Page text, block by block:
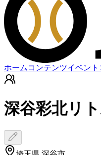
ホーム コンテンツイベント
深谷彩北リ